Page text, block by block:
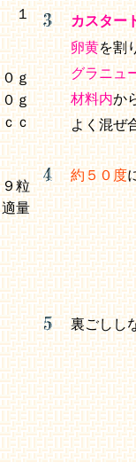
１
ｇ
ｇ
ｃ
９粒
適量
カスター
卵黄を割
グラニュ
材料内か
よく混ぜ
約５０度
裏ごしし